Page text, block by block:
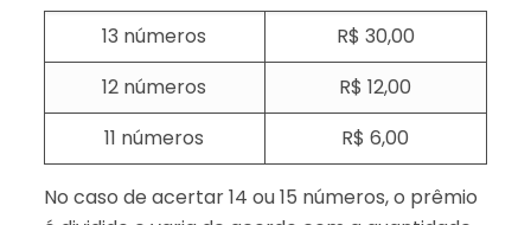
13 números
R$ 30,00
12 números
R$ 12,00
11 números
R$ 6,00
No caso de acertar 14 ou 15 números, o prêmio